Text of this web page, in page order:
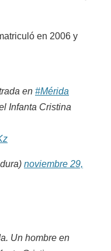
en 2006 y
en #Mérida
Infanta Cristina
noviembre 29,
Un hombre en